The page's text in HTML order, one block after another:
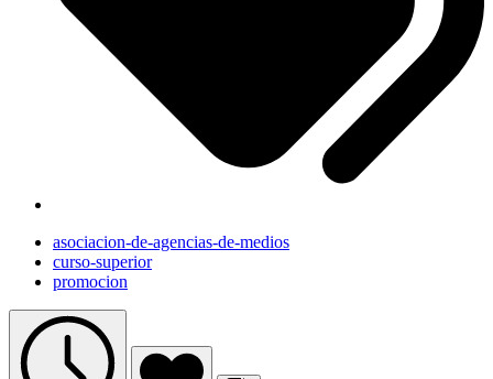
asociacion-de-agencias-de-medios
curso-superior
promocion